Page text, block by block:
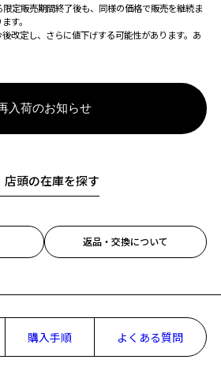
定販売期間終了後も、同様の価格で販売を継続ま
す。
改定し、さらに値下げする可能性があります。あ
入荷のお知らせ
店頭の在庫を探す
返品・交換について
購入手順 よくある質問